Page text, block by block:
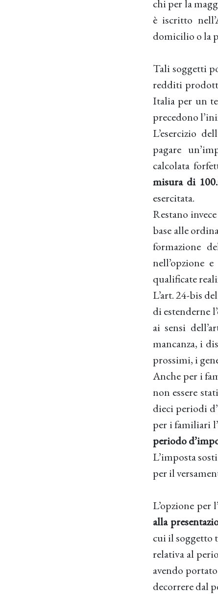
chi per la
è iscritto
domicilio o la
Tali soggetti
redditi
Italia per un
precedono
L’esercizio
pagare
calcolata
misura di
esercitata.
Restano invece
base alle
formazione
nell’opzione
qualificate
L’art. 24-bis
di estenderne
ai sensi
mancanza, i
prossimi, i
Anche per i
non essere
dieci periodi
per i familiari
periodo
L’imposta
per il
L’opzione per
alla
cui il soggetto
relativa al
avendo
decorrere dal